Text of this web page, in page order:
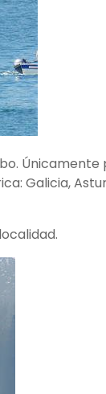
Galicia,